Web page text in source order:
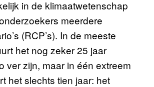
in de klimaatwetenschap
meerdere
(RCP’s). In de meeste
het nog zeker 25 jaar
ver zijn, maar in één extreem
het slechts tien jaar: het